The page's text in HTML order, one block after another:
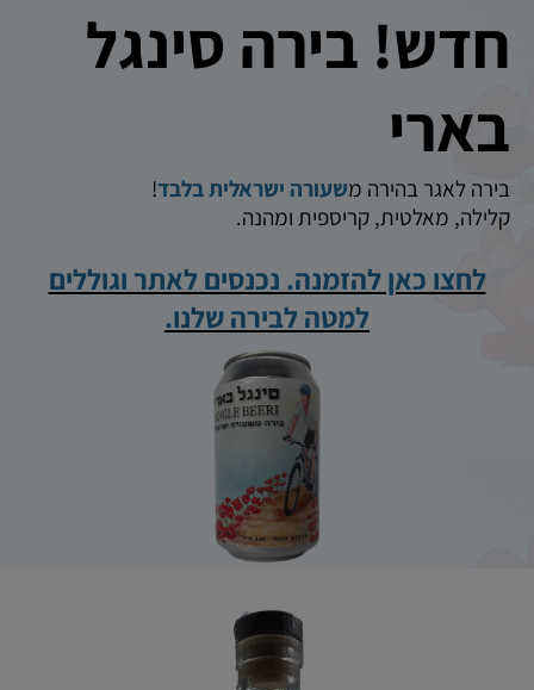
חדש! בירה סינגל
בארי
בירה לאגר בהירה משעורה ישראלית בלבד!
קלילה, מאלטית, קריספית ומהנה.
לחצו כאן להזמנה. נכנסים לאתר וגוללים
למטה לבירה שלנו.